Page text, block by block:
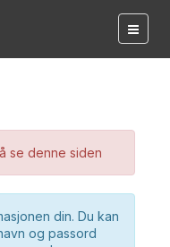
se denne siden
din. Du kan
og passord